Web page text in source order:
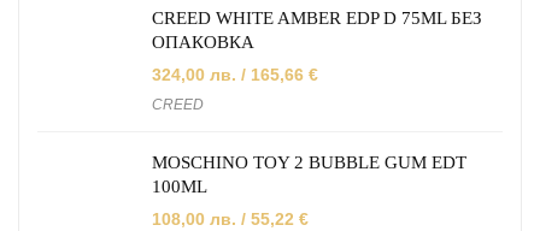
CREED WHITE AMBER EDP D 75ML БЕЗ
ОПАКОВКА
324,00 лв. / 165,66 €
CREED
MOSCHINO TOY 2 BUBBLE GUM EDT
100ML
108,00 лв. / 55,22 €